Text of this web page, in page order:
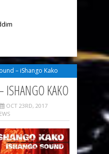
– iShango Kako
KAKO
OCT 23RD, 2017